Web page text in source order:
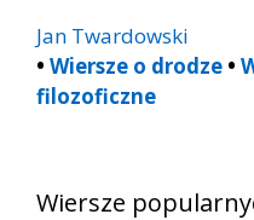
Jan Twardowski
• Wiersze o drodze •
filozoficzne
Wiersze